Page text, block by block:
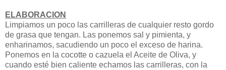
ELABORACION
Limpiamos un poco las carrilleras de cualquier resto gordo
de grasa que tengan. Las ponemos sal y pimienta, y
enharinamos, sacudiendo un poco el exceso de harina.
Ponemos en la cocotte o cazuela el Aceite de Oliva, y
cuando esté bien caliente echamos las carrilleras, con la